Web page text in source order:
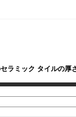
ラミック タイルの厚